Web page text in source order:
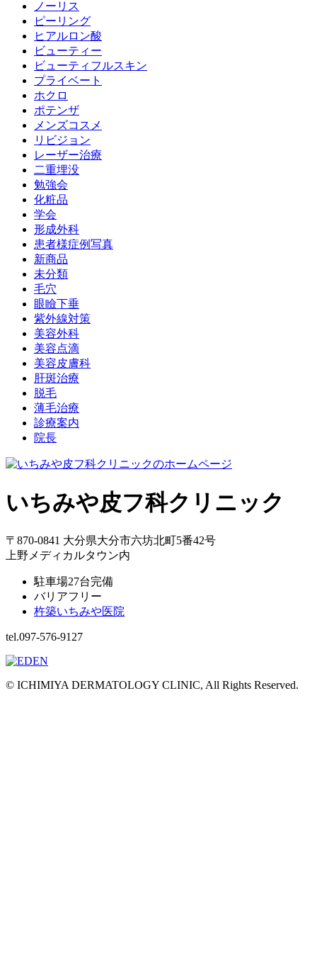
ノーリス
ピーリング
ヒアルロン酸
ビューティー
ビューティフルスキン
プライベート
ホクロ
ポテンザ
メンズコスメ
リビジョン
レーザー治療
二重埋没
勉強会
化粧品
学会
形成外科
患者様症例写真
新商品
未分類
毛穴
眼瞼下垂
紫外線対策
美容外科
美容点滴
美容皮膚科
肝斑治療
脱毛
薄毛治療
診療案内
院長
いちみや皮フ科クリニック
〒870-0841 大分県大分市六坊北町5番42号
上野メディカルタウン内
駐車場27台完備
バリアフリー
杵築いちみや医院
tel.097-576-9127
© ICHIMIYA DERMATOLOGY CLINIC, All Rights Reserved.